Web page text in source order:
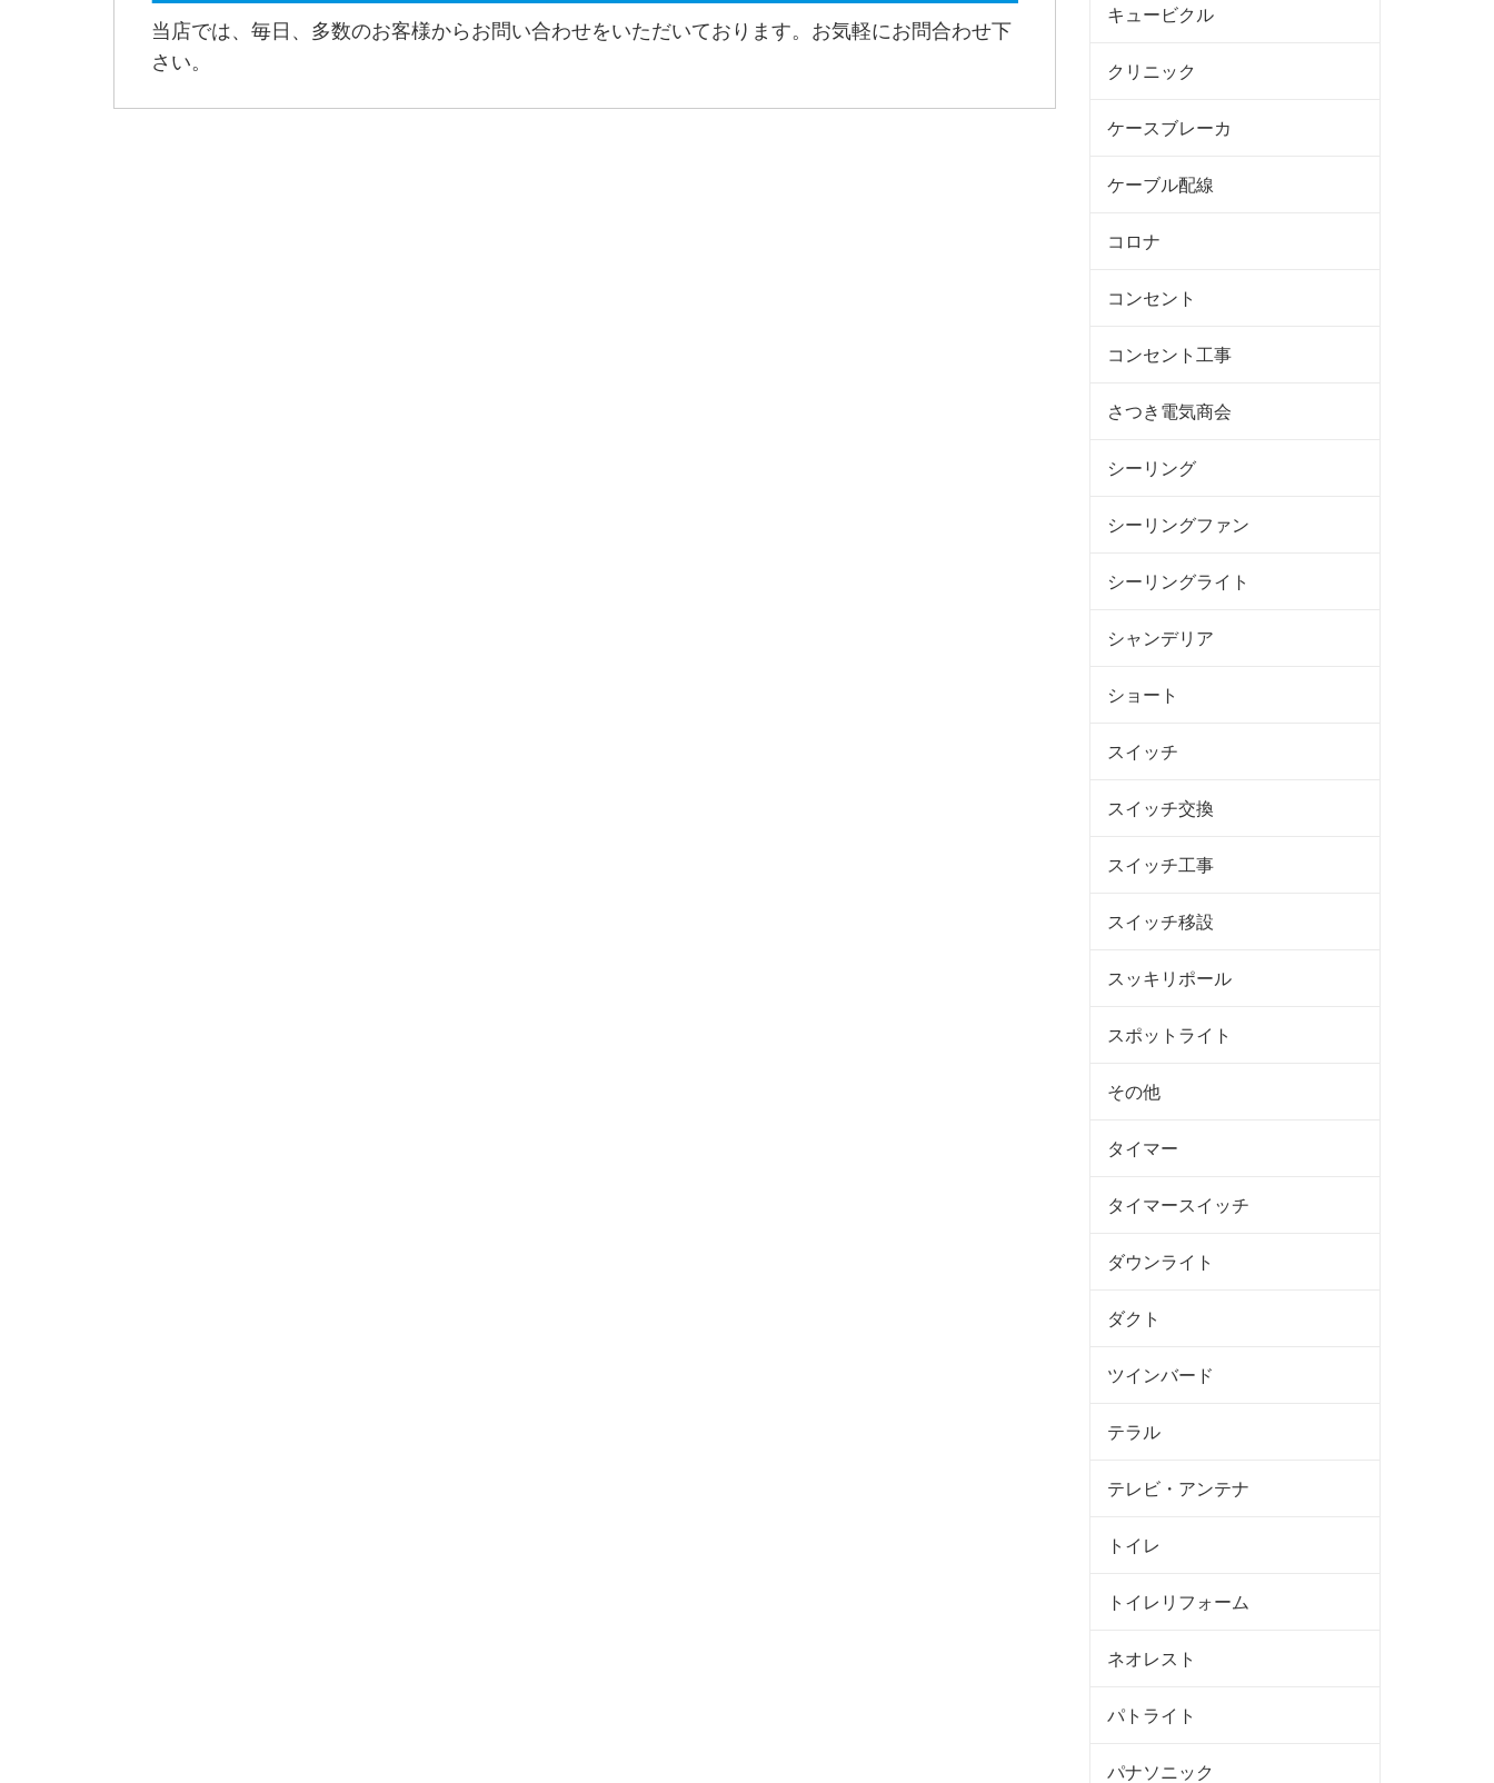
当店では、毎日、多数のお客様からお問い合わせをいただいております。お気軽にお問合わせ下
さい。
キュービクル
クリニック
ケースブレーカ
ケーブル配線
コロナ
コンセント
コンセント工事
さつき電気商会
シーリング
シーリングファン
シーリングライト
シャンデリア
ショート
スイッチ
スイッチ交換
スイッチ工事
スイッチ移設
スッキリポール
スポットライト
その他
タイマー
タイマースイッチ
ダウンライト
ダクト
ツインバード
テラル
テレビ・アンテナ
トイレ
トイレリフォーム
ネオレスト
パトライト
パナソニック